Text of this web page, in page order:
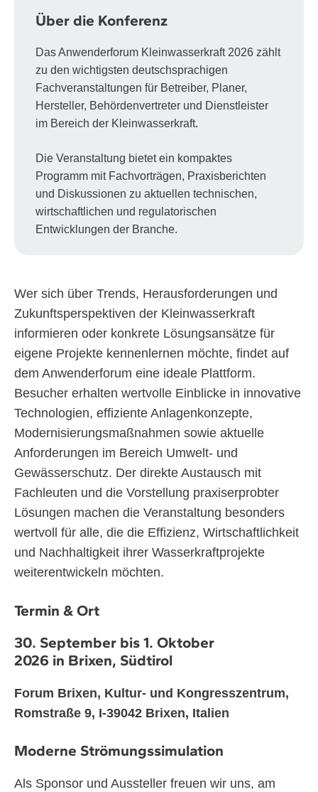
Über die Konferenz
Das Anwenderforum Kleinwasserkraft 2026 zählt
zu den wichtigsten deutschsprachigen
Fachveranstaltungen für Betreiber, Planer,
Hersteller, Behördenvertreter und Dienstleister
im Bereich der Kleinwasserkraft.
Die Veranstaltung bietet ein kompaktes
Programm mit Fachvorträgen, Praxisberichten
und Diskussionen zu aktuellen technischen,
wirtschaftlichen und regulatorischen
Entwicklungen der Branche.
Wer sich über Trends, Herausforderungen und
Zukunftsperspektiven der Kleinwasserkraft
informieren oder konkrete Lösungsansätze für
eigene Projekte kennenlernen möchte, findet auf
dem Anwenderforum eine ideale Plattform.
Besucher erhalten wertvolle Einblicke in innovative
Technologien, effiziente Anlagenkonzepte,
Modernisierungsmaßnahmen sowie aktuelle
Anforderungen im Bereich Umwelt- und
Gewässerschutz. Der direkte Austausch mit
Fachleuten und die Vorstellung praxiserprobter
Lösungen machen die Veranstaltung besonders
wertvoll für alle, die die Effizienz, Wirtschaftlichkeit
und Nachhaltigkeit ihrer Wasserkraftprojekte
weiterentwickeln möchten.
Termin & Ort
30. September bis 1. Oktober
2026 in Brixen, Südtirol
Forum Brixen, Kultur- und Kongresszentrum,
Romstraße 9, I-39042 Brixen, Italien
Moderne Strömungssimulation
Als Sponsor und Aussteller freuen wir uns, am